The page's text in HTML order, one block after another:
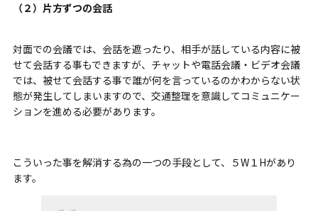
（２）片方ずつの会話
対面での会議では、会話を遮ったり、相手が話している内容に被
せて会話する事もできますが、チャットや電話会議・ビデオ会議
では、 被せて会話する事で誰が何を言っているのかわからない状
態が発生してしまいますので、交通整理を意識してコミュニケー
ションを進める必要があります。
こういった事を解消する為の一つの手段として、５W１Hがあり
ます。